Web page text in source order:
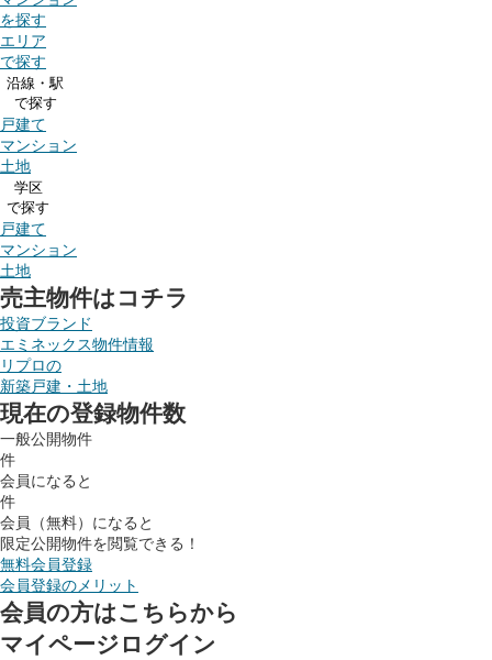
を探す
エリア
で探す
沿線・駅
で探す
戸建て
マンション
土地
学区
で探す
戸建て
マンション
土地
売主物件はコチラ
投資ブランド
エミネックス物件情報
リプロの
新築戸建・土地
現在の登録物件数
一般公開物件
件
会員になると
件
会員（無料）になると
限定公開物件を閲覧できる！
無料会員登録
会員登録のメリット
会員の方はこちらから
マイページログイン